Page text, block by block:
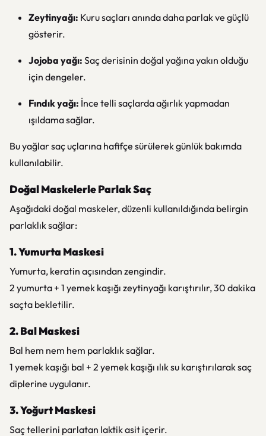
Zeytinyağı: Kuru saçları anında daha parlak ve güçlü
gösterir.
Jojoba yağı: Saç derisinin doğal yağına yakın olduğu
için dengeler.
Fındık yağı: İnce telli saçlarda ağırlık yapmadan
ışıldama sağlar.
Bu yağlar saç uçlarına hafifçe sürülerek günlük bakımda
kullanılabilir.
Doğal Maskelerle Parlak Saç
Aşağıdaki doğal maskeler, düzenli kullanıldığında belirgin
parlaklık sağlar:
1. Yumurta Maskesi
Yumurta, keratin açısından zengindir.
2 yumurta + 1 yemek kaşığı zeytinyağı karıştırılır, 30 dakika
saçta bekletilir.
2. Bal Maskesi
Bal hem nem hem parlaklık sağlar.
1 yemek kaşığı bal + 2 yemek kaşığı ılık su karıştırılarak saç
diplerine uygulanır.
3. Yoğurt Maskesi
Saç tellerini parlatan laktik asit içerir.